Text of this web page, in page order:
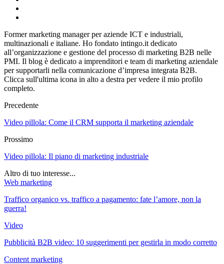
Former marketing manager per aziende ICT e industriali,
multinazionali e italiane. Ho fondato intingo.it dedicato
all’organizzazione e gestione del processo di marketing B2B nelle
PMI. Il blog è dedicato a imprenditori e team di marketing aziendale
per supportarli nella comunicazione d’impresa integrata B2B.
Clicca sull'ultima icona in alto a destra per vedere il mio profilo
completo.
Precedente
Video pillola: Come il CRM supporta il marketing aziendale
Prossimo
Video pillola: Il piano di marketing industriale
Altro di tuo interesse...
Web marketing
Traffico organico vs. traffico a pagamento: fate l’amore, non la
guerra!
Video
Pubblicità B2B video: 10 suggerimenti per gestirla in modo corretto
Content marketing